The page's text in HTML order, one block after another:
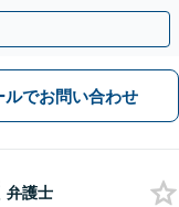
ルでお問い合わせ
弁護士